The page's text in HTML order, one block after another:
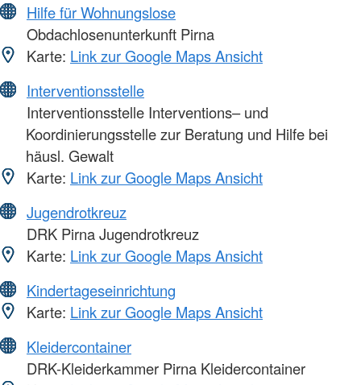
Hilfe für Wohnungslose
Obdachlosenunterkunft Pirna
Karte: Link zur Google Maps Ansicht
Interventionsstelle
Interventionsstelle Interventions– und
Koordinierungsstelle zur Beratung und Hilfe bei
häusl. Gewalt
Karte: Link zur Google Maps Ansicht
Jugendrotkreuz
DRK Pirna Jugendrotkreuz
Karte: Link zur Google Maps Ansicht
Kindertageseinrichtung
Karte: Link zur Google Maps Ansicht
Kleidercontainer
DRK-Kleiderkammer Pirna Kleidercontainer